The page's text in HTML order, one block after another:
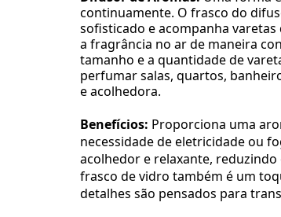
continuamente. O frasco do
sofisticado e acompanha
a fragrância no ar de maneira
tamanho e a quantidade de
perfumar salas, quartos,
e acolhedora.
Benefícios: Proporciona uma
necessidade de eletricidade ou
acolhedor e relaxante,
frasco de vidro também é um
detalhes são pensados para